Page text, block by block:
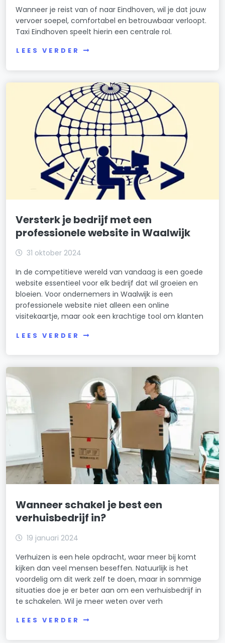
Wanneer je reist van of naar Eindhoven, wil je dat jouw
vervoer soepel, comfortabel en betrouwbaar verloopt.
Taxi Eindhoven speelt hierin een centrale rol.
LEES VERDER
Versterk je bedrijf met een
professionele website in Waalwijk
31 oktober 2024
In de competitieve wereld van vandaag is een goede
website essentieel voor elk bedrijf dat wil groeien en
bloeien. Voor ondernemers in Waalwijk is een
professionele website niet alleen een online
visitekaartje, maar ook een krachtige tool om klanten
LEES VERDER
Wanneer schakel je best een
verhuisbedrijf in?
19 januari 2024
Verhuizen is een hele opdracht, waar meer bij komt
kijken dan veel mensen beseffen. Natuurlijk is het
voordelig om dit werk zelf te doen, maar in sommige
situaties doe je er beter aan om een verhuisbedrijf in
te schakelen. Wil je meer weten over verh
LEES VERDER